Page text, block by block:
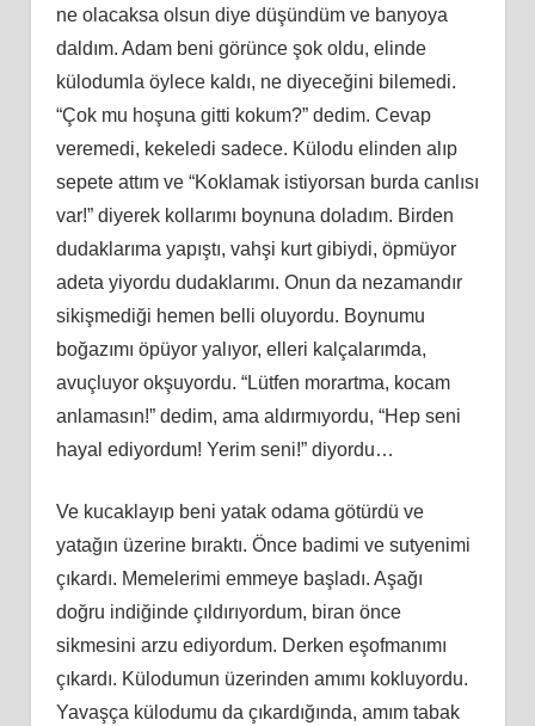
ne olacaksa olsun diye düşündüm ve banyoya
daldım. Adam beni görünce şok oldu, elinde
külodumla öylece kaldı, ne diyeceğini bilemedi.
“Çok mu hoşuna gitti kokum?” dedim. Cevap
veremedi, kekeledi sadece. Külodu elinden alıp
sepete attım ve “Koklamak istiyorsan burda canlısı
var!” diyerek kollarımı boynuna doladım. Birden
dudaklarıma yapıştı, vahşi kurt gibiydi, öpmüyor
adeta yiyordu dudaklarımı. Onun da nezamandır
sikişmediği hemen belli oluyordu. Boynumu
boğazımı öpüyor yalıyor, elleri kalçalarımda,
avuçluyor okşuyordu. “Lütfen morartma, kocam
anlamasın!” dedim, ama aldırmıyordu, “Hep seni
hayal ediyordum! Yerim seni!” diyordu…
Ve kucaklayıp beni yatak odama götürdü ve
yatağın üzerine bıraktı. Önce badimi ve sutyenimi
çıkardı. Memelerimi emmeye başladı. Aşağı
doğru indiğinde çıldırıyordum, biran önce
sikmesini arzu ediyordum. Derken eşofmanımı
çıkardı. Külodumun üzerinden amımı kokluyordu.
Yavaşça külodumu da çıkardığında, amım tabak